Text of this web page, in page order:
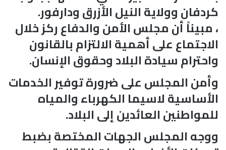
كردفان وولاية النيل الأزرق ودارفور.
، مبيناً أن مجلس الأمن والدفاع ركز خلال
الاجتماع على أهمية الالتزام بالقانون
واحترام سيادة البلاد وحقوق الإنسان.
وأمن المجلس على ضرورة توفير الخدمات
الأساسية لاسيما الكهرباء والمياه
للمواطنين العائدين إلى البلاد.
ووجه المجلس الجهات المختصة بضبط